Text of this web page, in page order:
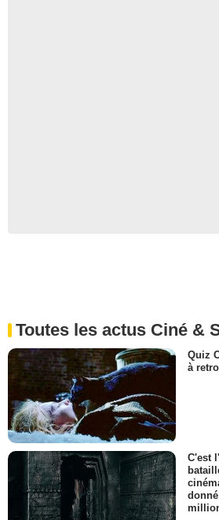
Toutes les actus Ciné &
Quiz
à
C'est